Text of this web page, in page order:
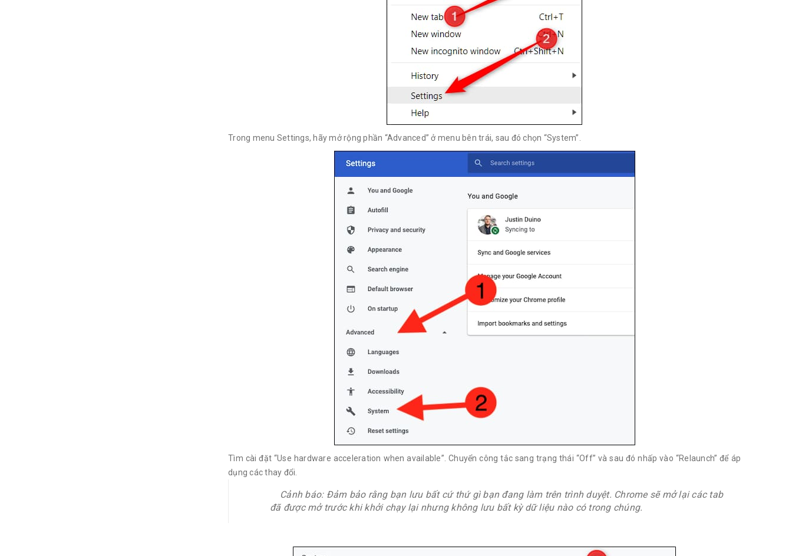
Trong menu Settings, hãy mở rộng phần “Advanced” ở menu bên trái, sau đó chọn “System”.
Tìm cài đặt “Use hardware acceleration when available”. Chuyển công tắc sang trạng thái “Off” và sau đó nhấp vào “Relaunch” để áp
dụng các thay đổi.
Cảnh báo: Đảm bảo rằng bạn lưu bất cứ thứ gì bạn đang làm trên trình duyệt. Chrome sẽ mở lại các tab
đã được mở trước khi khởi chạy lại nhưng không lưu bất kỳ dữ liệu nào có trong chúng.